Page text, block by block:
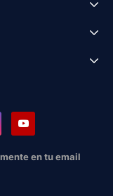
en tu email